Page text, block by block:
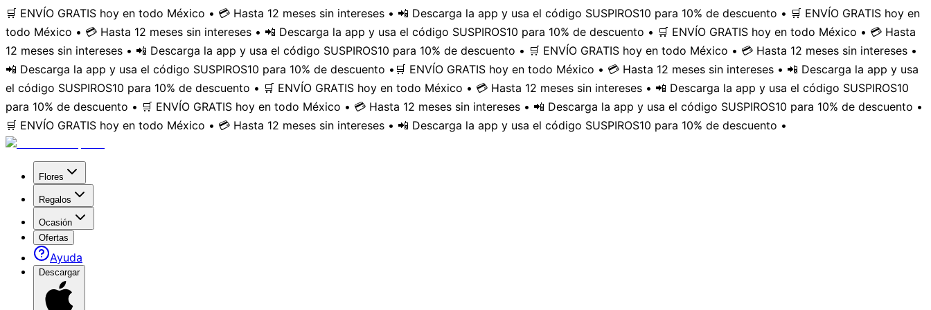
🛒 ENVÍO GRATIS hoy en todo México • 💳 Hasta 12 meses sin intereses • 📲 Descarga la app y usa el código SUSPIROS10 para 10% de descuento • 🛒 ENVÍO GRATIS hoy en
todo México • 💳 Hasta 12 meses sin intereses • 📲 Descarga la app y usa el código SUSPIROS10 para 10% de descuento • 🛒 ENVÍO GRATIS hoy en todo México • 💳 Hasta
12 meses sin intereses • 📲 Descarga la app y usa el código SUSPIROS10 para 10% de descuento • 🛒 ENVÍO GRATIS hoy en todo México • 💳 Hasta 12 meses sin intereses •
📲 Descarga la app y usa el código SUSPIROS10 para 10% de descuento • 🛒 ENVÍO GRATIS hoy en todo México • 💳 Hasta 12 meses sin intereses • 📲 Descarga la app y usa
el código SUSPIROS10 para 10% de descuento • 🛒 ENVÍO GRATIS hoy en todo México • 💳 Hasta 12 meses sin intereses • 📲 Descarga la app y usa el código SUSPIROS10
para 10% de descuento • 🛒 ENVÍO GRATIS hoy en todo México • 💳 Hasta 12 meses sin intereses • 📲 Descarga la app y usa el código SUSPIROS10 para 10% de descuento •
🛒 ENVÍO GRATIS hoy en todo México • 💳 Hasta 12 meses sin intereses • 📲 Descarga la app y usa el código SUSPIROS10 para 10% de descuento •
Flores
Regalos
Ocasión
Ofertas
Ayuda
Descargar